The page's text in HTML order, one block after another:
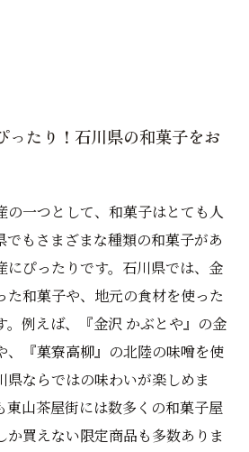
ったり！石川県の和菓子をお
の一つとして、和菓子はとても人
でもさまざまな種類の和菓子があ
にぴったりです。石川県では、金
た和菓子や、地元の食材を使った
。例えば、『金沢 かぶとや』の金
、『菓寮高柳』の北陸の味噌を使
県ならではの味わいが楽しめま
東山茶屋街には数多くの和菓子屋
か買えない限定商品も多数ありま